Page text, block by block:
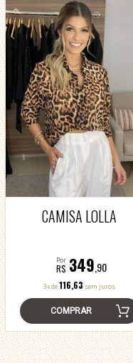
CAMISA LOLLA
Por
R$ 349 ,90
3x de116,63 sem juros
COMPRAR